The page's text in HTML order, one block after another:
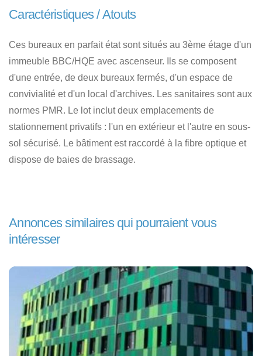
Caractéristiques / Atouts
Ces bureaux en parfait état sont situés au 3ème étage d'un
immeuble BBC/HQE avec ascenseur. Ils se composent
d'une entrée, de deux bureaux fermés, d'un espace de
convivialité et d'un local d'archives. Les sanitaires sont aux
normes PMR. Le lot inclut deux emplacements de
stationnement privatifs : l'un en extérieur et l'autre en sous-
sol sécurisé. Le bâtiment est raccordé à la fibre optique et
dispose de baies de brassage.
Annonces similaires qui pourraient vous
intéresser